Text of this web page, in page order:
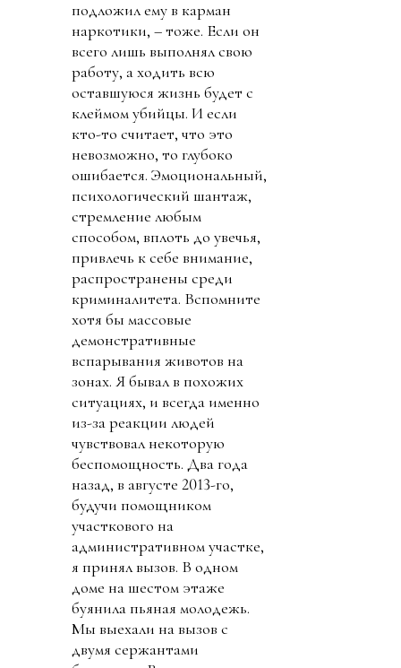
подложил ему в карман
наркотики, – тоже. Если он
всего лишь выполнял свою
работу, а ходить всю
оставшуюся жизнь будет с
клеймом убийцы. И если
кто-то считает, что это
невозможно, то глубоко
ошибается. Эмоциональный,
психологический шантаж,
стремление любым
способом, вплоть до увечья,
привлечь к себе внимание,
распространены среди
криминалитета. Вспомните
хотя бы массовые
демонстративные
вспарывания животов на
зонах. Я бывал в похожих
ситуациях, и всегда именно
из-за реакции людей
чувствовал некоторую
беспомощность. Два года
назад, в августе 2013-го,
будучи помощником
участкового на
административном участке,
я принял вызов. В одном
доме на шестом этаже
буянила пьяная молодежь.
Мы выехали на вызов с
двумя сержантами